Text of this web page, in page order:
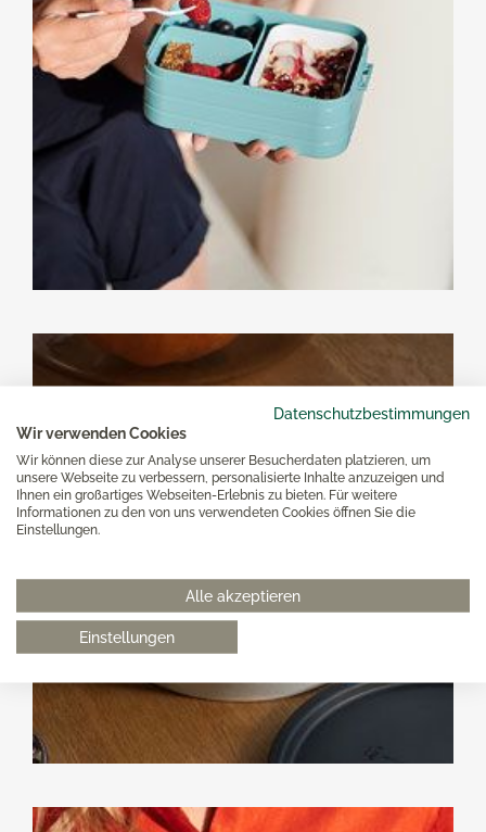
Datenschutzbestimmungen
Wir verwenden Cookies
Wir können diese zur Analyse unserer Besucherdaten platzieren, um
unsere Webseite zu verbessern, personalisierte Inhalte anzuzeigen und
Ihnen ein großartiges Webseiten-Erlebnis zu bieten. Für weitere
Informationen zu den von uns verwendeten Cookies öffnen Sie die
Einstellungen.
Alle akzeptieren
Einstellungen